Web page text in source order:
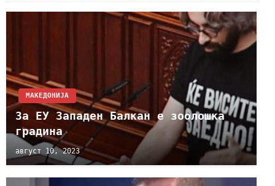
МАКЕДОНИЈА
За ЕУ Западен Балкан е зоолошка
градина
август 10, 2023